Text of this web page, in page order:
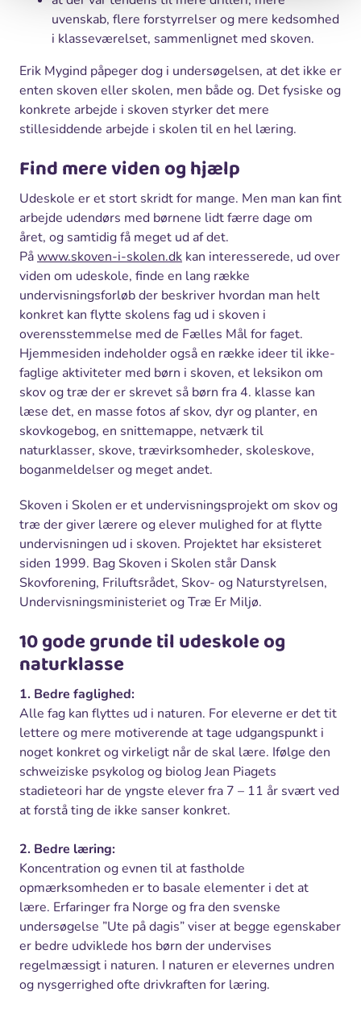
uvenskab, flere forstyrrelser og mere kedsomhed
i klasseværelset, sammenlignet med skoven.
Erik Mygind påpeger dog i undersøgelsen, at det ikke er
enten skoven eller skolen, men både og. Det fysiske og
konkrete arbejde i skoven styrker det mere
stillesiddende arbejde i skolen til en hel læring.
Find mere viden og hjælp
Udeskole er et stort skridt for mange. Men man kan fint
arbejde udendørs med børnene lidt færre dage om
året, og samtidig få meget ud af det.
Påwww.skoven-i-skolen.dk kan interesserede, ud over
viden om udeskole, finde en lang række
undervisningsforløb der beskriver hvordan man helt
konkret kan flytte skolens fag ud i skoven i
overensstemmelse med de Fælles Mål for faget.
Hjemmesiden indeholder også en række ideer til ikke-
faglige aktiviteter med børn i skoven, et leksikon om
skov og træ der er skrevet så børn fra 4. klasse kan
læse det, en masse fotos af skov, dyr og planter, en
skovkogebog, en snittemappe, netværk til
naturklasser, skove, trævirksomheder, skoleskove,
boganmeldelser og meget andet.
Skoven i Skolen er et undervisningsprojekt om skov og
træ der giver lærere og elever mulighed for at flytte
undervisningen ud i skoven. Projektet har eksisteret
siden 1999. Bag Skoven i Skolen står Dansk
Skovforening, Friluftsrådet, Skov- og Naturstyrelsen,
Undervisningsministeriet og Træ Er Miljø.
10 gode grunde til udeskole og
naturklasse
1. Bedre faglighed:
Alle fag kan flyttes ud i naturen. For eleverne er det tit
lettere og mere motiverende at tage udgangspunkt i
noget konkret og virkeligt når de skal lære. Ifølge den
schweiziske psykolog og biolog Jean Piagets
stadieteori har de yngste elever fra 7 – 11 år svært ved
at forstå ting de ikke sanser konkret.
2. Bedre læring:
Koncentration og evnen til at fastholde
opmærksomheden er to basale elementer i det at
lære. Erfaringer fra Norge og fra den svenske
undersøgelse ”Ute på dagis” viser at begge egenskaber
er bedre udviklede hos børn der undervises
regelmæssigt i naturen. I naturen er elevernes undren
og nysgerrighed ofte drivkraften for læring.